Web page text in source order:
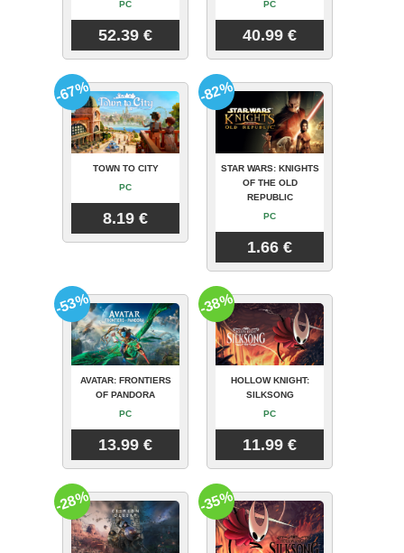
PC
52.39 €
PC
40.99 €
TOWN TO CITY
PC
8.19 €
-67%
STAR WARS: KNIGHTS
OF THE OLD
REPUBLIC
PC
1.66 €
-82%
AVATAR: FRONTIERS
OF PANDORA
PC
13.99 €
-53%
HOLLOW KNIGHT:
SILKSONG
PC
11.99 €
-38%
-28% -35%